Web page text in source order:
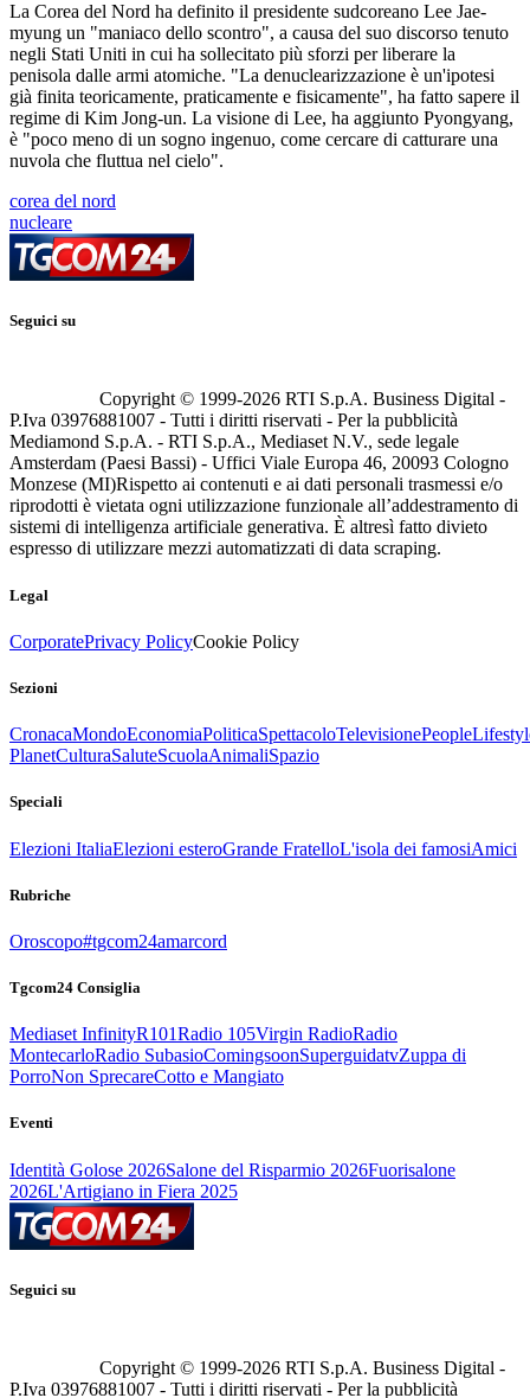
La Corea del Nord ha definito il presidente sudcoreano Lee Jae-
myung un "maniaco dello scontro", a causa del suo discorso tenuto
negli Stati Uniti in cui ha sollecitato più sforzi per liberare la
penisola dalle armi atomiche. "La denuclearizzazione è un'ipotesi
già finita teoricamente, praticamente e fisicamente", ha fatto sapere il
regime di Kim Jong-un. La visione di Lee, ha aggiunto Pyongyang,
è "poco meno di un sogno ingenuo, come cercare di catturare una
nuvola che fluttua nel cielo".
corea del nord
nucleare
Seguici su
Copyright © 1999-2026 RTI S.p.A. Business Digital -
P.Iva 03976881007 - Tutti i diritti riservati - Per la pubblicità
Mediamond S.p.A. - RTI S.p.A., Mediaset N.V., sede legale
Amsterdam (Paesi Bassi) - Uffici Viale Europa 46, 20093 Cologno
Monzese (MI)Rispetto ai contenuti e ai dati personali trasmessi e/o
riprodotti è vietata ogni utilizzazione funzionale all’addestramento di
sistemi di intelligenza artificiale generativa. È altresì fatto divieto
espresso di utilizzare mezzi automatizzati di data scraping.
Legal
CorporatePrivacy PolicyCookie Policy
Sezioni
CronacaMondoEconomiaPoliticaSpettacoloTelevisionePeople
PlanetCulturaSaluteScuolaAnimaliSpazio
Speciali
Elezioni ItaliaElezioni esteroGrande FratelloL'isola dei famosiAmici
Rubriche
Oroscopo#tgcom24amarcord
Tgcom24 Consiglia
Mediaset InfinityR101Radio 105Virgin RadioRadio
MontecarloRadio SubasioComingsoonSuperguidatvZuppa di
PorroNon SprecareCotto e Mangiato
Eventi
Identità Golose 2026Salone del Risparmio 2026Fuorisalone
2026L'Artigiano in Fiera 2025
Seguici su
Copyright © 1999-2026 RTI S.p.A. Business Digital -
P.Iva 03976881007 - Tutti i diritti riservati - Per la pubblicità